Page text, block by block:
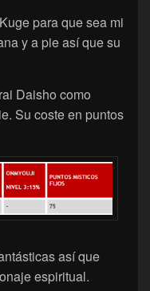
para que sea mi
y a pie así que su
Daisho como
Su coste en puntos
así que
espiritual.